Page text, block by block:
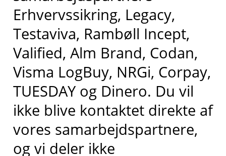
Erhvervssikring, Legacy,
Testaviva, Rambøll Incept,
Valified, Alm Brand, Codan,
Visma LogBuy, NRGi, Corpay,
TUESDAY og Dinero. Du vil
ikke blive kontaktet direkte af
vores samarbejdspartnere,
og vi deler ikke